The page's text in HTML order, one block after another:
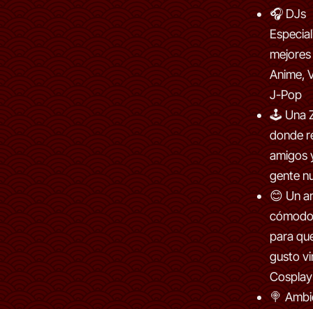
🎧 DJs
Anime,
J-Pop
🕹 Una
donde
amigos
gente
😊 Un
para
gusto
Cosplay
🍭